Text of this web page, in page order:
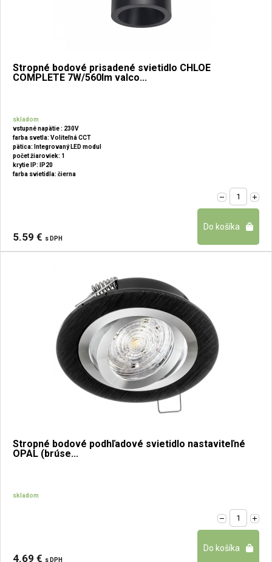
Stropné bodové prisadené svietidlo CHLOE
COMPLETE 7W/560lm valco...
skladom
vstupné napätie : 230V
farba svetla: Voliteľná CCT
pätica: Integrovaný LED modul
počet žiaroviek: 1
krytie IP: IP20
farba svietidla: čierna
5.59 € s DPH
Stropné bodové podhľadové svietidlo nastaviteľné
OPAL (brúse...
skladom
4.69 € s DPH